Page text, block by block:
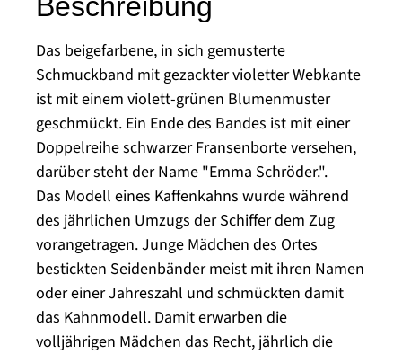
Das beigefarbene, in sich gemusterte
Schmuckband mit gezackter violetter Webkante
ist mit einem violett-grünen Blumenmuster
geschmückt. Ein Ende des Bandes ist mit einer
Doppelreihe schwarzer Fransenborte versehen,
darüber steht der Name "Emma Schröder.".
Das Modell eines Kaffenkahns wurde während
des jährlichen Umzugs der Schiffer dem Zug
vorangetragen. Junge Mädchen des Ortes
bestickten Seidenbänder meist mit ihren Namen
oder einer Jahreszahl und schmückten damit
das Kahnmodell. Damit erwarben die
volljährigen Mädchen das Recht, jährlich die